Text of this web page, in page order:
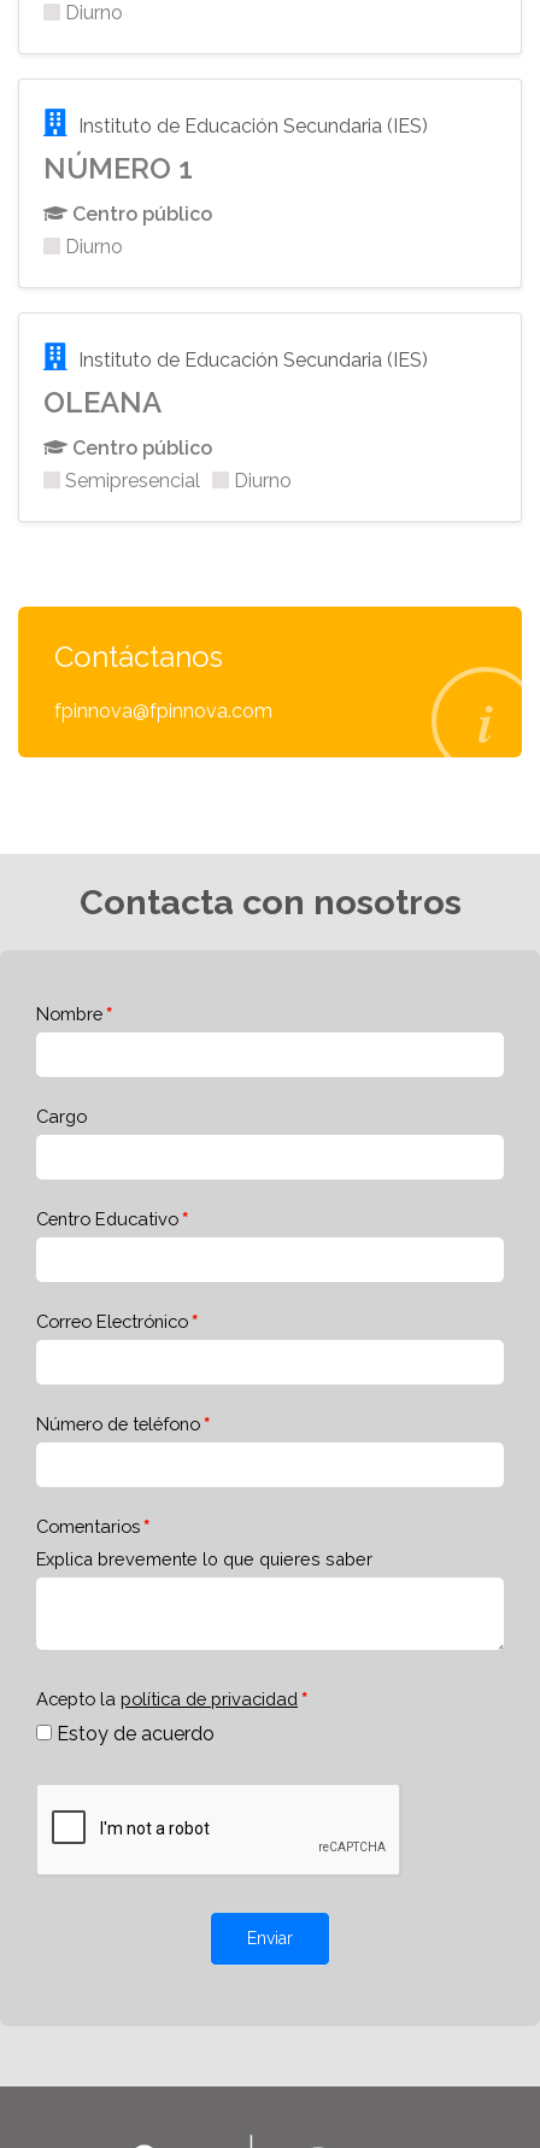
Diurno
Instituto de Educación Secundaria (IES)
NÚMERO 1
Centro público
Diurno
Instituto de Educación Secundaria (IES)
OLEANA
Centro público
Semipresencial
Diurno
Contáctanos
fpinnova@fpinnova.com
Contacta con nosotros
Nombre
Cargo
Centro Educativo
Correo Electrónico
Número de teléfono
Comentarios
Explica brevemente lo que quieres saber
Acepto la política de privacidad
Estoy de acuerdo
Enviar